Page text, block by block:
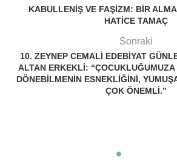
KABULLENIŞ VE FAŞIZM: BIR
HATICE TAMAÇ
Sonraki
10. ZEYNEP CEMALI EDEBIYAT
ALTAN ERKEKLI:
DÖNEBILMENIN ESNEKLIĞINI,
ÇOK ÖNEMLI.”